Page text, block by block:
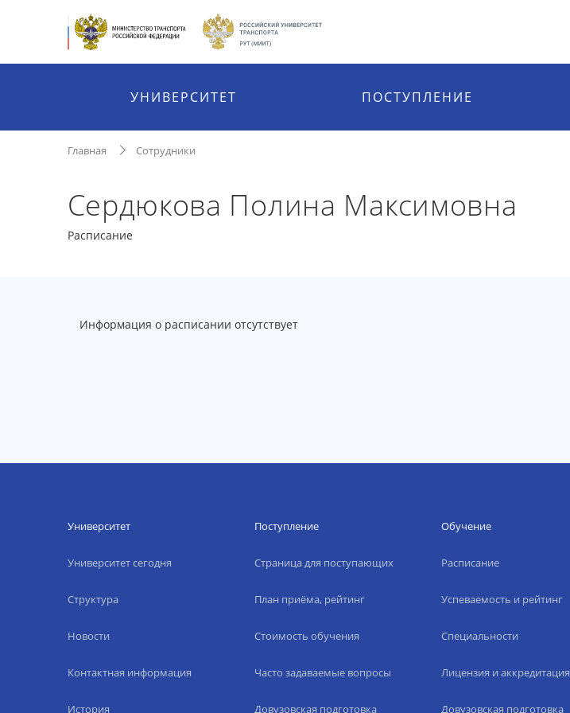
УНИВЕРСИТЕТ ПОСТУПЛЕНИЕ
Главная Сотрудники
Сердюкова Полина Максимовна
Расписание
Информация о расписании отсутствует
Университет
Университет сегодня
Структура
Новости
Контактная информация
История
Поступление
Страница для поступающих
План приёма, рейтинг
Стоимость обучения
Часто задаваемые вопросы
Довузовская подготовка
Обучение
Расписание
Успеваемость и рейтинг
Специальности
Лицензия и аккредитация
Довузовская подготовка